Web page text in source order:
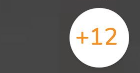
+12